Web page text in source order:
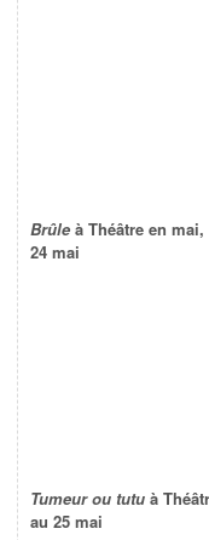
Brûle à Théâtre en
24 mai
Tumeur ou tutu à
au 25 mai